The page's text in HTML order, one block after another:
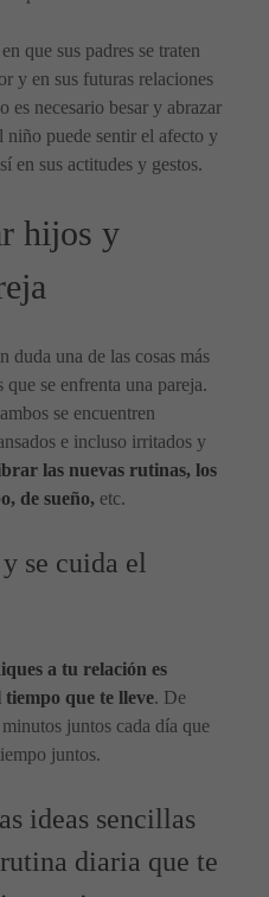
que sus padres se traten
y en sus futuras relaciones
es necesario besar y abrazar
niño puede sentir el afecto y
en sus actitudes y gestos.
hijos y
duda una de las cosas más
se enfrenta una pareja.
se encuentren
e incluso irritados y
las nuevas rutinas, los
de sueño, etc.
se cuida el
a tu relación es
que te lleve. De
juntos cada día que
juntos.
ideas sencillas
diaria que te